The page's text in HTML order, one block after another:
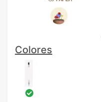
Colores